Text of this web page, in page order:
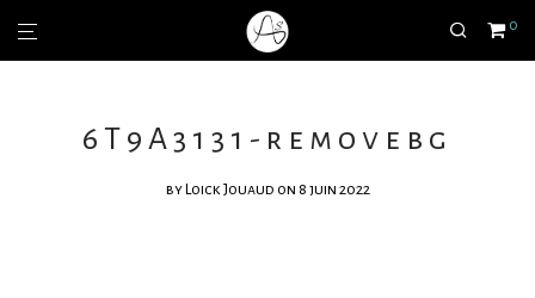
0
6T9A3131-removebg
by Loick Jouaud on 8 juin 2022